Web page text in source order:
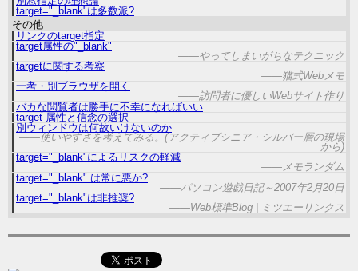
target="_blank"は多数派?
その他
リンクのtarget指定
target属性の"_blank"
やってしまいがちなテクニック
targetに関する考察
猫式Webメモ
一考・別ブラウザを開く
訪問者に優しいWebサイト作り
バカな閲覧者は勝手に不幸になればいい
target 属性と信念の選択
別ウィンドウは何故いけないのか
使いやすさを考えてみる。(アクティブシニア・シルバー層の現場
から)
target="_blank"によるリスクの軽減
メモランダム
target="_blank" は常に悪か?
パソコン遊戯日記～2007年2月20日
target="_blank"は非推奨?
Web標準Blog | ミツエーリンクス